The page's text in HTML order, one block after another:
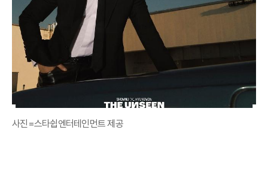
사진=스타쉽엔터테인먼트 제공